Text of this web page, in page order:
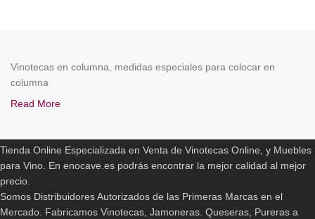
Vinotecas en columna, medidas especiales para colocar en
columna
Read More
Tienda Online Especializada en Venta de Vinotecas Online, y Muebles
para Vino. En enocave.es podrás encontrar la mejor calidad al mejor
precio.
Somos Distribuidores Autorizados de las Primeras Marcas en el
Mercado. Fabricamos Vinotecas, Jamoneras. Queseras, Pureras a